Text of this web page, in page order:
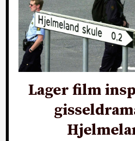
Lager film